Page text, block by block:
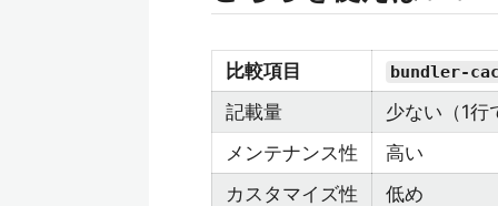
比較項目 bundler-
記載量
少ない（1行
メンテナンス性
高い
カスタマイズ性
低め